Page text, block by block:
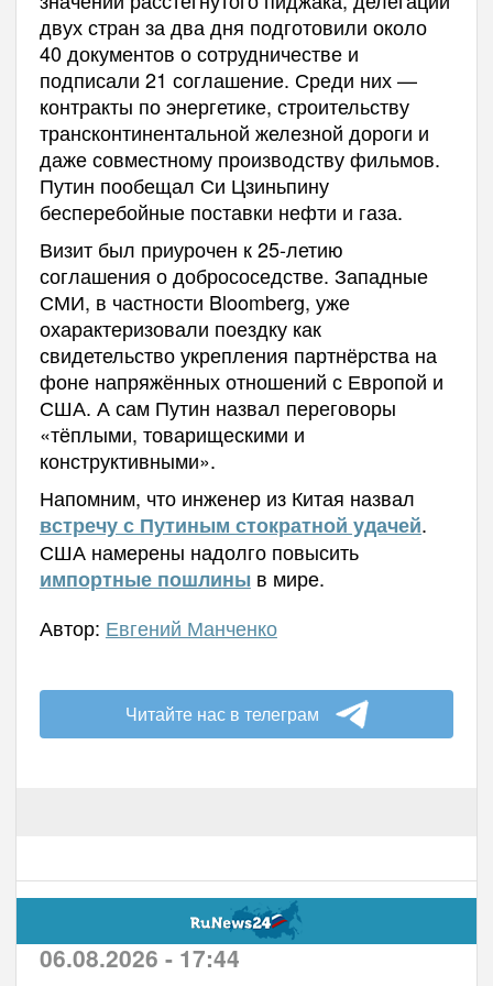
двух стран за два дня подготовили около
40 документов о сотрудничестве и
подписали 21 соглашение. Среди них —
контракты по энергетике, строительству
трансконтинентальной железной дороги и
даже совместному производству фильмов.
Путин пообещал Си Цзиньпину
бесперебойные поставки нефти и газа.
Визит был приурочен к 25-летию
соглашения о добрососедстве. Западные
СМИ, в частности Bloomberg, уже
охарактеризовали поездку как
свидетельство укрепления партнёрства на
фоне напряжённых отношений с Европой и
США. А сам Путин назвал переговоры
«тёплыми, товарищескими и
конструктивными».
Напомним, что инженер из Китая назвал
встречу с Путиным стократной удачей.
США намерены надолго повысить
импортные пошлины в мире.
Автор: Евгений Манченко
Читайте нас в телеграм
06.08.2026 - 17:44